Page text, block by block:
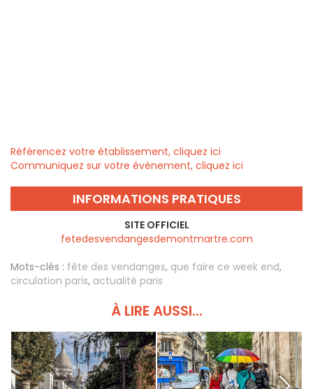
Référencez votre établissement, cliquez ici
Communiquez sur votre évènement, cliquez ici
INFORMATIONS PRATIQUES
SITE OFFICIEL
fetedesvendangesdemontmartre.com
Mots-clés : fête des vendanges, que faire ce week end,
circulation paris, actualité paris
À LIRE AUSSI...